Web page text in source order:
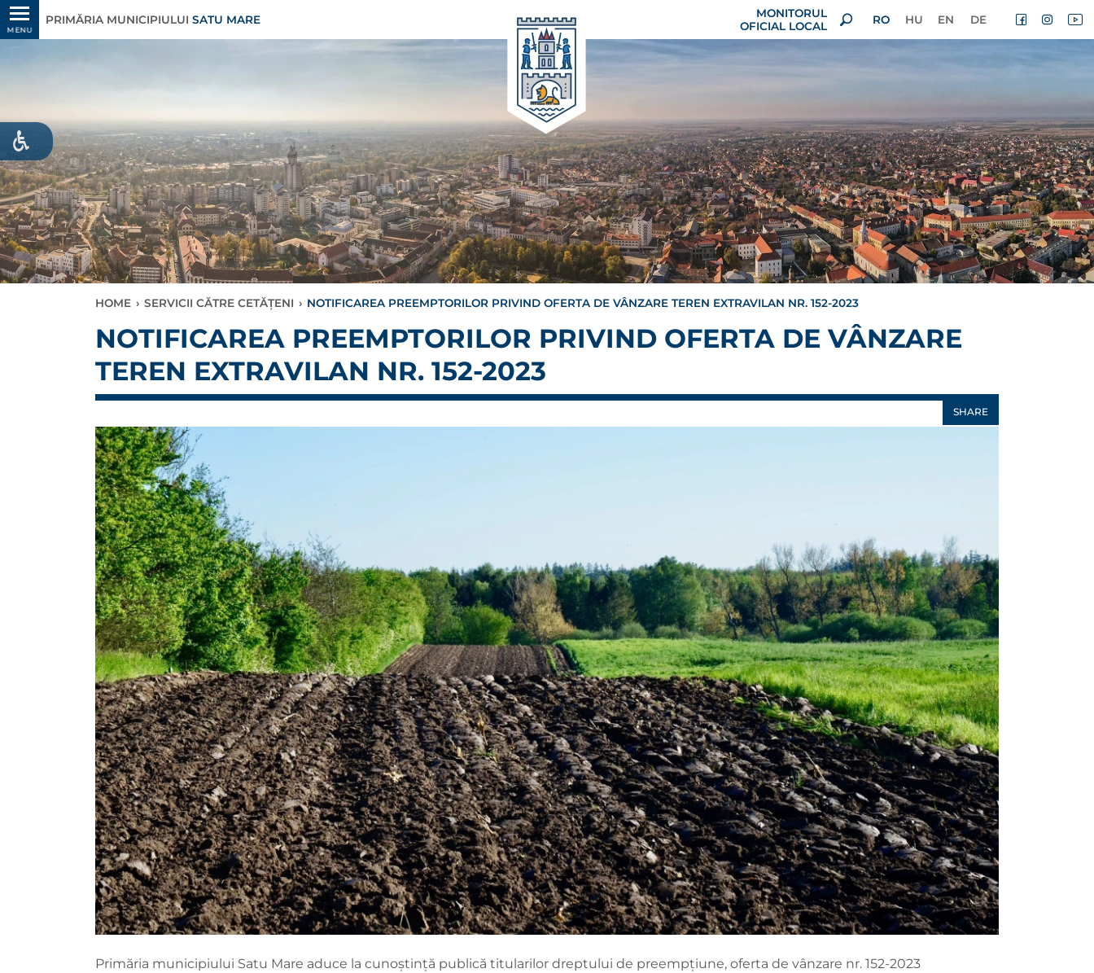
MENU
PRIMĂRIA MUNICIPIULUI SATU MARE
MONITORUL
OFICIAL LOCAL
RO HU EN DE
HOME › SERVICII CĂTRE CETĂȚENI › NOTIFICAREA PREEMPTORILOR PRIVIND OFERTA DE VÂNZARE TEREN EXTRAVILAN NR. 152-2023
NOTIFICAREA PREEMPTORILOR PRIVIND OFERTA DE VÂNZARE
TEREN EXTRAVILAN NR. 152-2023
SHARE
Primăria municipiului Satu Mare aduce la cunoștință publică titularilor dreptului de preempțiune, oferta de vânzare nr. 152-2023